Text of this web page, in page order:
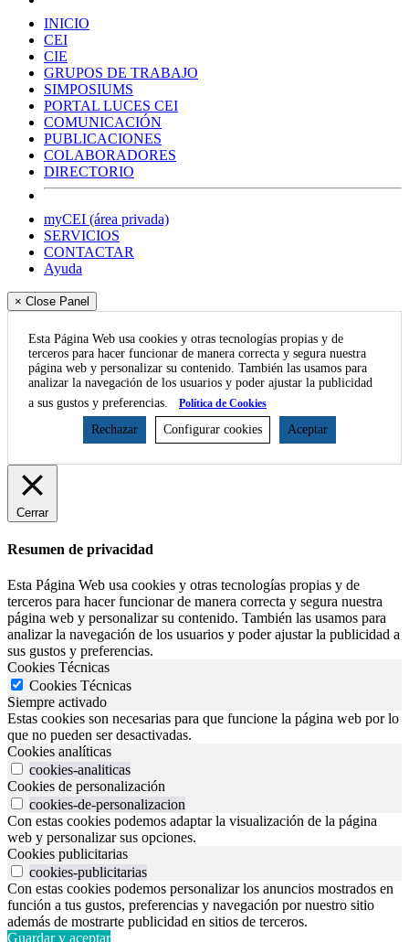
INICIO
CEI
CIE
GRUPOS DE TRABAJO
SIMPOSIUMS
PORTAL LUCES CEI
COMUNICACIÓN
PUBLICACIONES
COLABORADORES
DIRECTORIO
myCEI (área privada)
SERVICIOS
CONTACTAR
Ayuda
× Close Panel
Esta Página Web usa cookies y otras tecnologías propias y de
terceros para hacer funcionar de manera correcta y segura nuestra
página web y personalizar su contenido. También las usamos para
analizar la navegación de los usuarios y poder ajustar la publicidad
a sus gustos y preferencias.
Política de Cookies
Rechazar Configurar cookies Aceptar
Cerrar
Resumen de privacidad
Esta Página Web usa cookies y otras tecnologías propias y de
terceros para hacer funcionar de manera correcta y segura nuestra
página web y personalizar su contenido. También las usamos para
analizar la navegación de los usuarios y poder ajustar la publicidad a
sus gustos y preferencias.
Cookies Técnicas
Cookies Técnicas
Siempre activado
Estas cookies son necesarias para que funcione la página web por lo
que no pueden ser desactivadas.
Cookies analíticas
cookies-analiticas
Cookies de personalización
cookies-de-personalizacion
Con estas cookies podemos adaptar la visualización de la página
web y personalizar sus opciones.
Cookies publicitarias
cookies-publicitarias
Con estas cookies podemos personalizar los anuncios mostrados en
función a tus gustos, preferencias y navegación por nuestro sitio
además de mostrarte publicidad en sitios de terceros.
Guardar y aceptar